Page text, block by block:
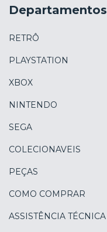
Departamentos
RETRÔ
PLAYSTATION
XBOX
NINTENDO
SEGA
COLECIONAVEIS
PEÇAS
COMO COMPRAR
ASSISTÊNCIA TÉCNICA